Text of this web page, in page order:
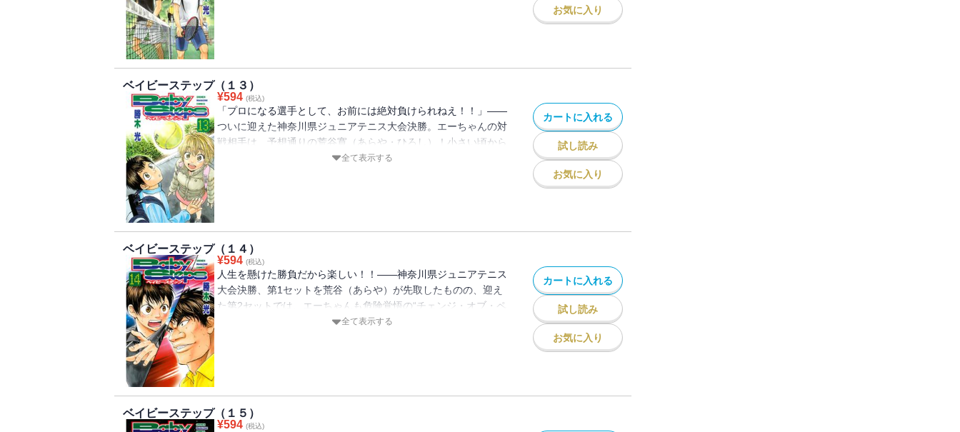
お気に入り
ベイビーステップ（１３）
¥594 (税込)
「プロになる選手として、お前には絶対負けられねえ！！」――
ついに迎えた神奈川県ジュニアテニス大会決勝。エーちゃんの対
戦相手は、予想通りの荒谷寛（あらや・ひろし）！小さい頃から
プロを目指して過酷な練習に耐え、ようやくここまでたどり着い
全て表示する
カートに入れる
試し読み
お気に入り
ベイビーステップ（１４）
¥594 (税込)
人生を懸けた勝負だから楽しい！！――神奈川県ジュニアテニス
大会決勝、第1セットを荒谷（あらや）が先取したものの、迎え
た第2セットでは、エーちゃんも危険覚悟の“チェンジ・オブ・ペ
ース”で荒谷を追いつめる！しかし、接戦の勝負どころをよく知
全て表示する
カートに入れる
試し読み
お気に入り
ベイビーステップ（１５）
¥594 (税込)